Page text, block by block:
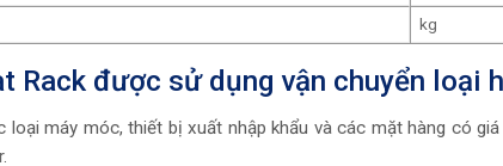
kg
Rack được sử dụng vận chuyển loại
máy móc, thiết bị xuất nhập khẩu và các mặt hàng có